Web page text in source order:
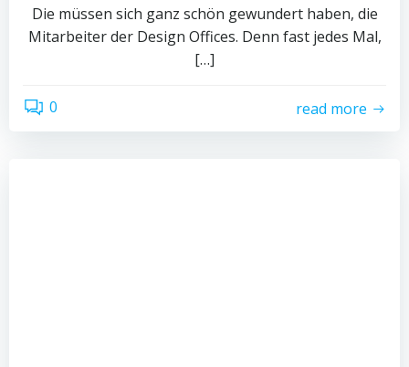
Die müssen sich ganz schön gewundert haben, die
Mitarbeiter der Design Offices. Denn fast jedes Mal,
[…]
0 read more